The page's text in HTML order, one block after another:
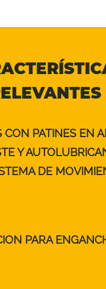
CON PATINES EN
Y
DE
PARA